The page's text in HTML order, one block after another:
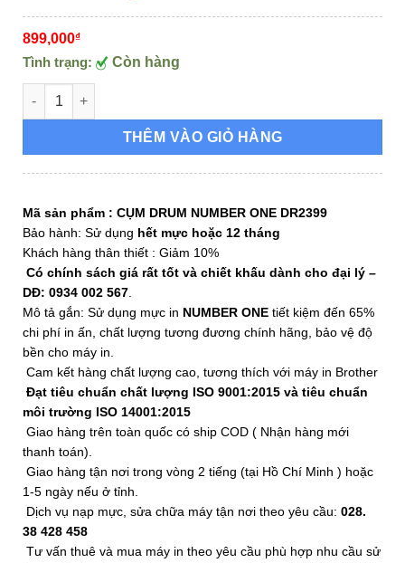
899,000₫
Tình trạng: Còn hàng
Cụm drum Brother DR2399 – Cụm drum máy in Brother HL-
THÊM VÀO GIỎ HÀNG
Mã sản phẩm : CỤM DRUM NUMBER ONE DR2399
Bảo hành: Sử dụng hết mực hoặc 12 tháng
Khách hàng thân thiết : Giảm 10%
Có chính sách giá rất tốt và chiết khấu dành cho đại lý –
DĐ: 0934 002 567.
Mô tả gắn: Sử dụng mực in NUMBER ONE tiết kiệm đến 65%
chi phí in ấn, chất lượng tương đương chính hãng, bảo vệ độ
bền cho máy in.
Cam kết hàng chất lượng cao, tương thích với máy in Brother
Đạt tiêu chuẩn chất lượng ISO 9001:2015 và tiêu chuẩn
môi trường ISO 14001:2015
Giao hàng trên toàn quốc có ship COD ( Nhận hàng mới
thanh toán).
Giao hàng tận nơi trong vòng 2 tiếng (tại Hồ Chí Minh ) hoặc
1-5 ngày nếu ở tỉnh.
Dịch vụ nạp mực, sửa chữa máy tận nơi theo yêu cầu: 028.
38 428 458
Tư vấn thuê và mua máy in theo yêu cầu phù hợp nhu cầu sử